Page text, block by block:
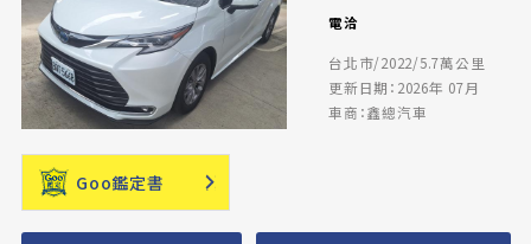
電洽
台北市/2022/5.7萬公里
更新日期：2026年 07月
車商：鑫總汽車
Goo鑑定書